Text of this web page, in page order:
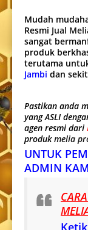
Mudah
Resmi Jual
sangat
produk
terutama
Jambi dan
Pastikan anda
yang ASLI
agen resmi dari
produkmelia
UNTUK
ADMIN